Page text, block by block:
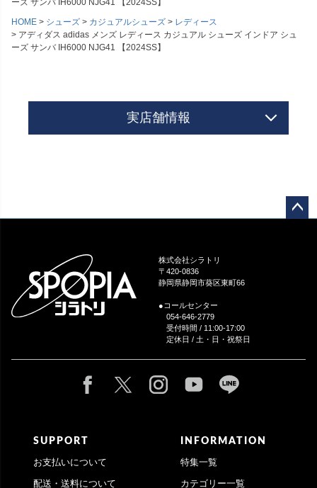
ーズ サンバ IH6000 NJG41 【2024SS】
HOME
シューズ カジュアルシューズ
レディース
アディダス adidas メンズ レディース カジュアル シューズ インドア シュ
ーズ サンバ IH6000 NJG41 【2024SS】
実店舗情報
株式会社シラトリ
〒420-0836
静岡県静岡市葵区東町66
●コールセンター
054-646-2779
受付時間 / 11:00-17:00
定休日 / 土・日・祝祭日
SUPPORT
お支払いについて
配送・送料について
INFORMATION
特集一覧
カテゴリー一覧